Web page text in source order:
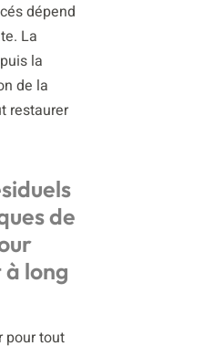
dépend
La
la
de la
restaurer
de
long
pour tout